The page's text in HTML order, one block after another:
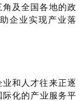
及全国各地的政
企业实现产业落
和人才往来正逐
化的产业服务平